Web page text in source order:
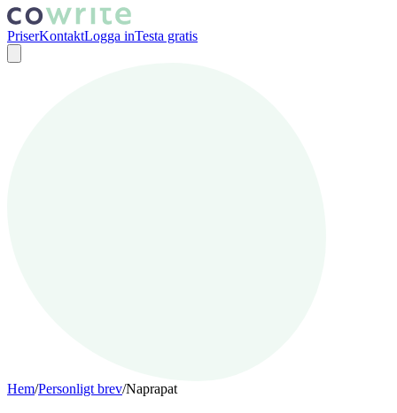
PriserKontaktLogga inTesta gratis
Hem/Personligt brev/Naprapat